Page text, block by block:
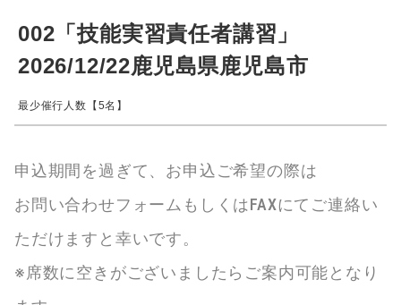
002「技能実習責任者講習」
2026/12/22鹿児島県鹿児島市
最少催行人数【5名】
申込期間を過ぎて、お申込ご希望の際は
お問い合わせフォームもしくはFAXにてご連絡い
ただけますと幸いです。
※席数に空きがございましたらご案内可能となり